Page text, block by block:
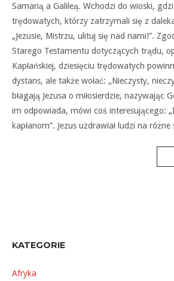
Samarią a Galileą. Wchodzi do wioski,
trędowatych, którzy zatrzymali się z
„Jezusie, Mistrzu, ulituj się nad nami!”.
Starego Testamentu dotyczących trądu,
Kapłańskiej, dziesięciu trędowatych
dystans, ale także wołać: „Nieczysty,
błagają Jezusa o miłosierdzie, nazywając
im odpowiada, mówi coś interesującego:
kapłanom”. Jezus uzdrawiał ludzi na
KATEGORIE
Afryka